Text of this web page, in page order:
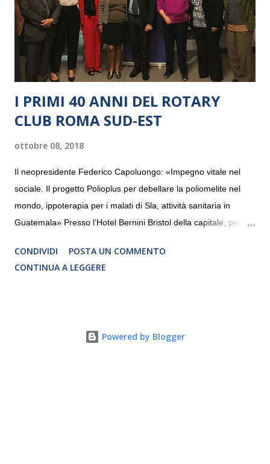
I PRIMI 40 ANNI DEL ROTARY
CLUB ROMA SUD-EST
ottobre 08, 2018
Il neopresidente Federico Capoluongo: «Impegno vitale nel
sociale. Il progetto Polioplus per debellare la poliomelite nel
mondo, ippoterapia per i malati di Sla, attività sanitaria in
Guatemala» Presso l’Hotel Bernini Bristol della capitale, per la
programmazione del Rotary Club Roma Sud-Est che festeggia
i quaranta anni di attività. Un’occasione per raccontare al
riguardano sia il territorio che le missioni all’estero in paesi in
CONDIVIDI
POSTA UN COMMENTO
CONTINUA A LEGGERE
Powered by Blogger